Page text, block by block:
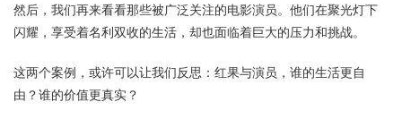
然后，我们再来看看那些被广泛关注的电影演员。他们在聚光灯下
闪耀，享受着名利双收的生活，却也面临着巨大的压力和挑战。
这两个案例，或许可以让我们反思：红果与演员，谁的生活更自
由？谁的价值更真实？